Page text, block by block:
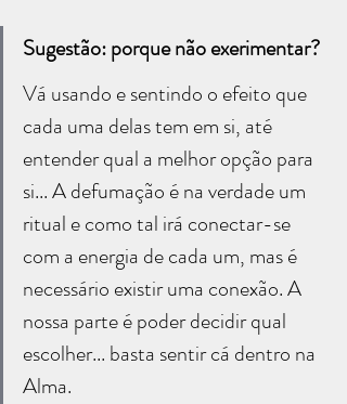
Sugestão: porque não exerimentar?
Vá usando e sentindo o efeito que
cada uma delas tem em si, até
entender qual a melhor opção para
si... A defumação é na verdade um
ritual e como tal irá conectar-se
com a energia de cada um, mas é
necessário existir uma conexão. A
nossa parte é poder decidir qual
escolher... basta sentir cá dentro na
Alma.